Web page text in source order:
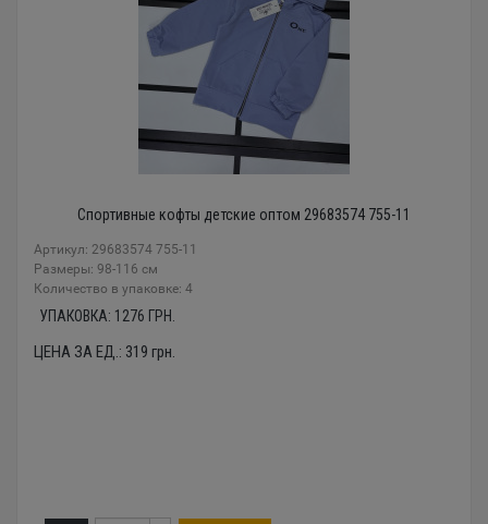
Спортивные кофты детские оптом 29683574 755-11
Артикул: 29683574 755-11
Размеры: 98-116 см
Количество в упаковке: 4
УПАКОВКА: 1276 ГРН.
ЦЕНА ЗА ЕД.: 319 грн.